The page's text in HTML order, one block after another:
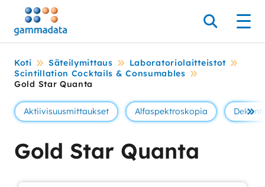
Siirry
pääsisältöönt
Hae
Koti Säteilymittaus
Laboratoriolaitteistot
Scintillation Cocktails & Consumables
Gold Star Quanta
Aktiivisuusmittaukset Alfaspektroskopia Se
Gold Star Quanta